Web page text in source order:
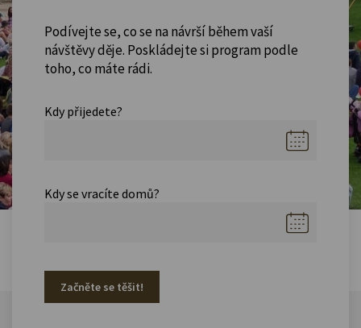
Podívejte se, co se na návrší během vaší
návštěvy děje. Poskládejte si program podle
toho, co máte rádi.
Kdy přijedete?
Kdy se vracíte domů?
Začněte se těšit!